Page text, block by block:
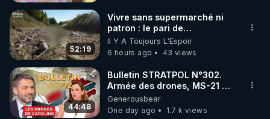
52:19
Vivre sans supermarché ni
patron : le pari de
l’autonomie
Il Y A Toujours L'Espoir
6 hours ago
43 views
44:48
Bulletin STRATPOL N°302.
Armée des drones, MS-21 en
série, missiles coréens.
07.08.2026.
Generousbear
One day ago
1.7 k views